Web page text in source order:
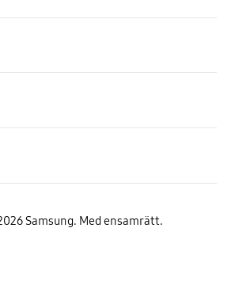
Samsung. Med ensamrätt.